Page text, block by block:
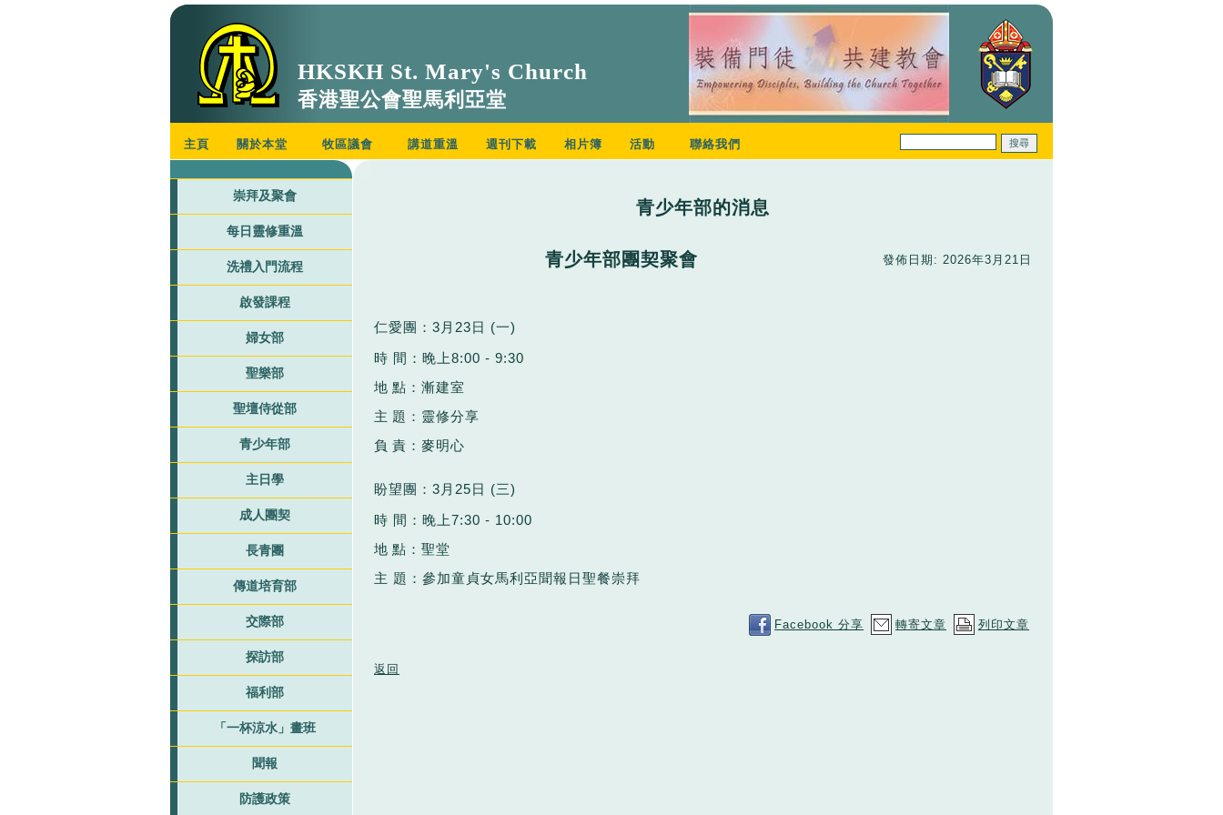
HKSKH St. Mary's Church
香港聖公會聖馬利亞堂
主頁 關於本堂 牧區議會 講道重溫 週刊下載 相片簿 活動 聯絡我們
崇拜及聚會
每日靈修重溫
洗禮入門流程
啟發課程
婦女部
聖樂部
聖壇侍從部
青少年部
主日學
成人團契
長青團
傳道培育部
交際部
探訪部
福利部
「一杯涼水」畫班
聞報
防護政策
青少年部的消息
青少年部團契聚會 發佈日期: 2026年3月21日
仁愛團： 3月 23 日 (一)
時 間： 晚上8:00 - 9:30
地 點： 漸建室
主 題：靈修分享
負 責：麥明心
盼望團： 3月 25 日 (三)
時 間： 晚上7:30 - 10:00
地 點： 聖堂
主 題：參加童貞女馬利亞聞報日聖餐崇拜
Facebook 分享 轉寄文章 列印文章
返回